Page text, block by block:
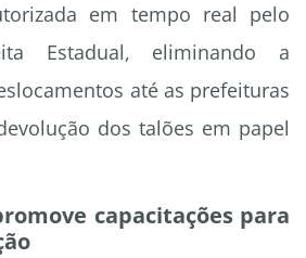
em tempo real pelo
Estadual, eliminando a
até as prefeituras
dos talões em papel
capacitações para